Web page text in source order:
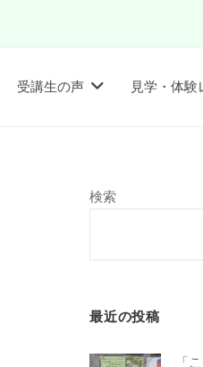
受講生の声 見学・体験
検索
最近の投稿
「